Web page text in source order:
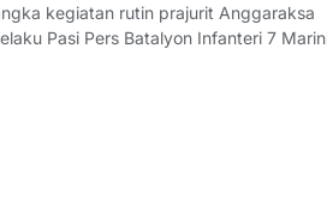
kegiatan rutin prajurit Anggaraksa
Pasi Pers Batalyon Infanteri 7
Cabang 7 PG Kormar melaksanakan